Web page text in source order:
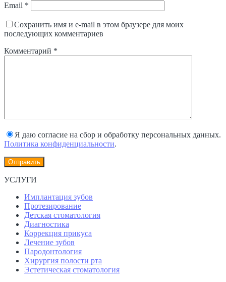
Email *
Сохранить имя и e-mail в этом браузере для моих
последующих комментариев
Комментарий *
Я даю согласие на сбор и обработку персональных данных.
Политика конфиденциальности.
УСЛУГИ
Имплантация зубов
Протезирование
Детская стоматология
Диагностика
Коррекция прикуса
Лечение зубов
Пародонтология
Хирургия полости рта
Эстетическая стоматология